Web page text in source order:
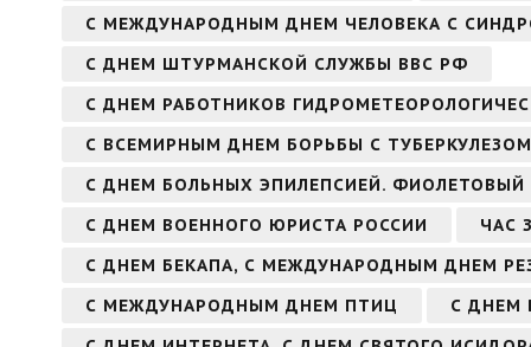
С МЕЖДУНАРОДНЫМ ДНЕМ ЧЕЛОВЕКА С
С ДНЕМ ШТУРМАНСКОЙ СЛУЖБЫ ВВС РФ
С ДНЕМ РАБОТНИКОВ
С ВСЕМИРНЫМ ДНЕМ БОРЬБЫ С ТУБЕРКУЛЕЗОМ
С ДНЕМ БОЛЬНЫХ ЭПИЛЕПСИЕЙ. ФИОЛЕТОВЫЙ
С ДНЕМ ВОЕННОГО ЮРИСТА РОССИИ
ЧАС
С ДНЕМ БЕКАПА, С МЕЖДУНАРОДНЫМ ДНЕМ
С МЕЖДУНАРОДНЫМ ДНЕМ ПТИЦ
С ДНЕМ